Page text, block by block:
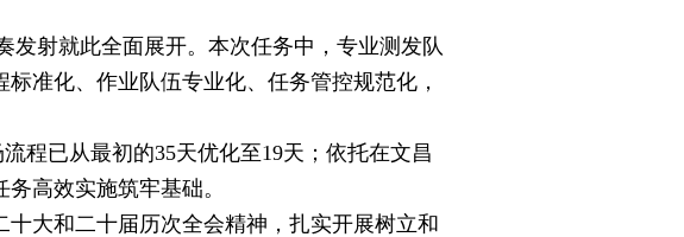
射就此全面展开。本次任务中，专业测发队
准化、作业队伍专业化、任务管控规范化，
已从最初的35天优化至19天；依托在文昌
高效实施筑牢基础。
大和二十届历次全会精神，扎实开展树立和